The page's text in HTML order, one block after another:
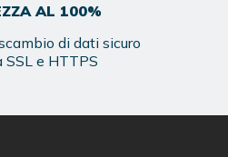
AL 100%
di dati sicuro
SSL e HTTPS